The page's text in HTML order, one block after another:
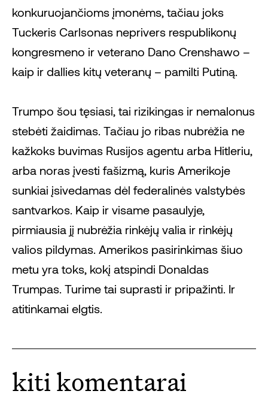
konkuruojančioms įmonėms, tačiau joks
Tuckeris Carlsonas neprivers respublikonų
kongresmeno ir veterano Dano Crenshawo –
kaip ir dallies kitų veteranų – pamilti Putiną.
Trumpo šou tęsiasi, tai rizikingas ir nemalonus
stebėti žaidimas. Tačiau jo ribas nubrėžia ne
kažkoks buvimas Rusijos agentu arba Hitleriu,
arba noras įvesti fašizmą, kuris Amerikoje
sunkiai įsivedamas dėl federalinės valstybės
santvarkos. Kaip ir visame pasaulyje,
pirmiausia jį nubrėžia rinkėjų valia ir rinkėjų
valios pildymas. Amerikos pasirinkimas šiuo
metu yra toks, kokį atspindi Donaldas
Trumpas. Turime tai suprasti ir pripažinti. Ir
atitinkamai elgtis.
kiti komentarai